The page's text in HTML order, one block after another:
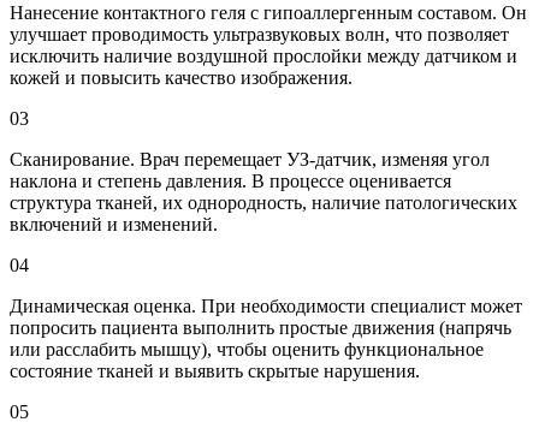
Нанесение контактного геля с гипоаллергенным составом. Он
улучшает проводимость ультразвуковых волн, что позволяет
исключить наличие воздушной прослойки между датчиком и
кожей и повысить качество изображения.
03
Сканирование. Врач перемещает УЗ-датчик, изменяя угол
наклона и степень давления. В процессе оценивается
структура тканей, их однородность, наличие патологических
включений и изменений.
04
Динамическая оценка. При необходимости специалист может
попросить пациента выполнить простые движения (напрячь
или расслабить мышцу), чтобы оценить функциональное
состояние тканей и выявить скрытые нарушения.
05